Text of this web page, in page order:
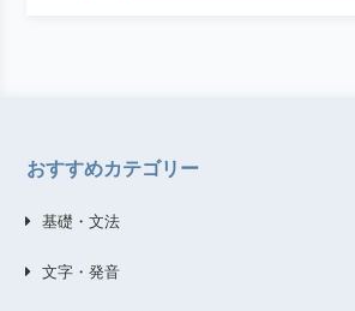
おすすめカテゴリー
基礎・文法
文字・発音